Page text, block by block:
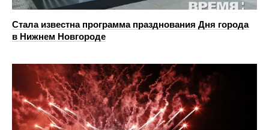
Стала известна программа празднования Дня города
в Нижнем Новгороде